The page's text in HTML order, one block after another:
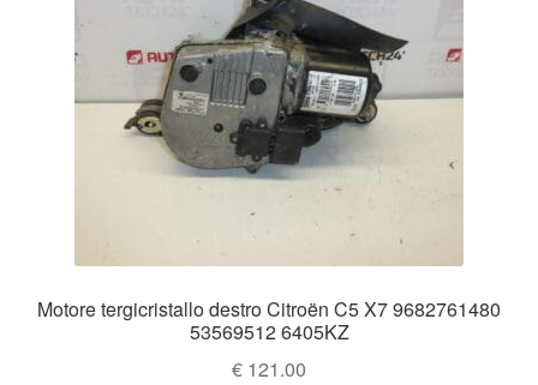
Motore tergicristallo destro Citroën C5 X7 9682761480
53569512 6405KZ
€ 121.00